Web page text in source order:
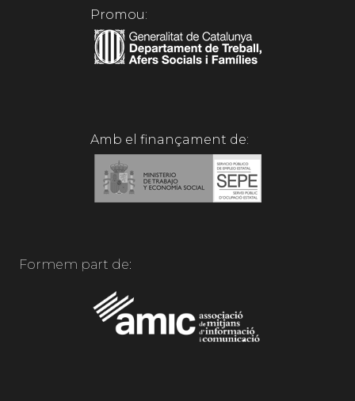
Promou:
Amb el finançament de:
Formem part de: